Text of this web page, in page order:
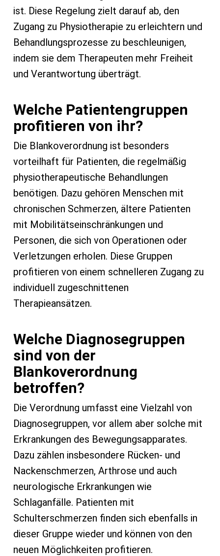
ist. Diese Regelung zielt darauf ab, den
Zugang zu Physiotherapie zu erleichtern und
Behandlungsprozesse zu beschleunigen,
indem sie dem Therapeuten mehr Freiheit
und Verantwortung überträgt.
Welche Patientengruppen
profitieren von ihr?
Die Blankoverordnung ist besonders
vorteilhaft für Patienten, die regelmäßig
physiotherapeutische Behandlungen
benötigen. Dazu gehören Menschen mit
chronischen Schmerzen, ältere Patienten
mit Mobilitätseinschränkungen und
Personen, die sich von Operationen oder
Verletzungen erholen. Diese Gruppen
profitieren von einem schnelleren Zugang zu
individuell zugeschnittenen
Therapieansätzen.
Welche Diagnosegruppen
sind von der
Blankoverordnung
betroffen?
Die Verordnung umfasst eine Vielzahl von
Diagnosegruppen, vor allem aber solche mit
Erkrankungen des Bewegungsapparates.
Dazu zählen insbesondere Rücken- und
Nackenschmerzen, Arthrose und auch
neurologische Erkrankungen wie
Schlaganfälle. Patienten mit
Schulterschmerzen finden sich ebenfalls in
dieser Gruppe wieder und können von den
neuen Möglichkeiten profitieren.